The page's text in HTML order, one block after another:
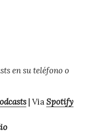
en su teléfono o
| ViaSpotify